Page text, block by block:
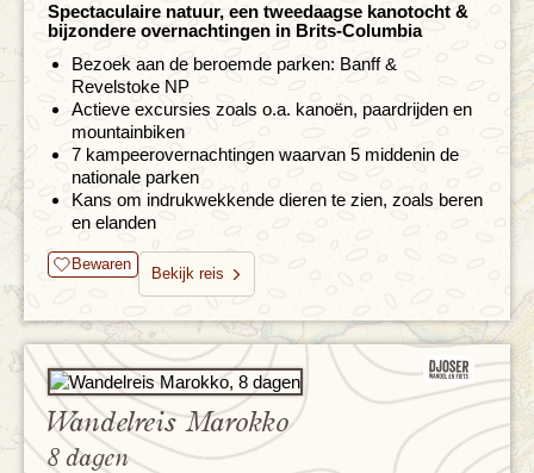
Spectaculaire natuur, een tweedaagse kanotocht &
bijzondere overnachtingen in Brits-Columbia
Bezoek aan de beroemde parken: Banff &
Revelstoke NP
Actieve excursies zoals o.a. kanoën, paardrijden en
mountainbiken
7 kampeerovernachtingen waarvan 5 middenin de
nationale parken
Kans om indrukwekkende dieren te zien, zoals beren
en elanden
Bewaren
Bekijk reis
Wandelreis Marokko
8 dagen